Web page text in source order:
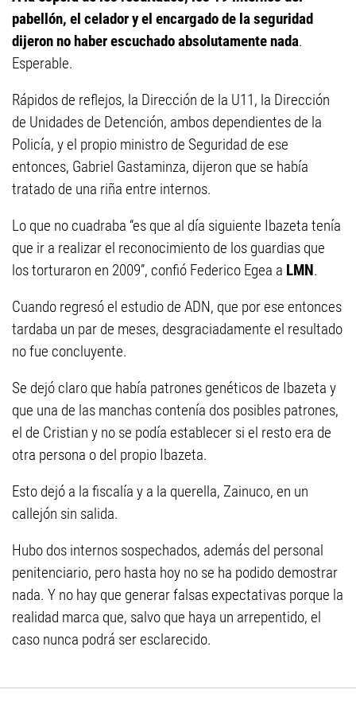
pabellón, el celador y el encargado de la seguridad
dijeron no haber escuchado absolutamente nada.
Esperable.
Rápidos de reflejos, la Dirección de la U11, la Dirección
de Unidades de Detención, ambos dependientes de la
Policía, y el propio ministro de Seguridad de ese
entonces, Gabriel Gastaminza, dijeron que se había
tratado de una riña entre internos.
Lo que no cuadraba “es que al día siguiente Ibazeta tenía
que ir a realizar el reconocimiento de los guardias que
los torturaron en 2009”, confió Federico Egea a LMN.
Cuando regresó el estudio de ADN, que por ese entonces
tardaba un par de meses, desgraciadamente el resultado
no fue concluyente.
Se dejó claro que había patrones genéticos de Ibazeta y
que una de las manchas contenía dos posibles patrones,
el de Cristian y no se podía establecer si el resto era de
otra persona o del propio Ibazeta.
Esto dejó a la fiscalía y a la querella, Zainuco, en un
callejón sin salida.
Hubo dos internos sospechados, además del personal
penitenciario, pero hasta hoy no se ha podido demostrar
nada. Y no hay que generar falsas expectativas porque la
realidad marca que, salvo que haya un arrepentido, el
caso nunca podrá ser esclarecido.